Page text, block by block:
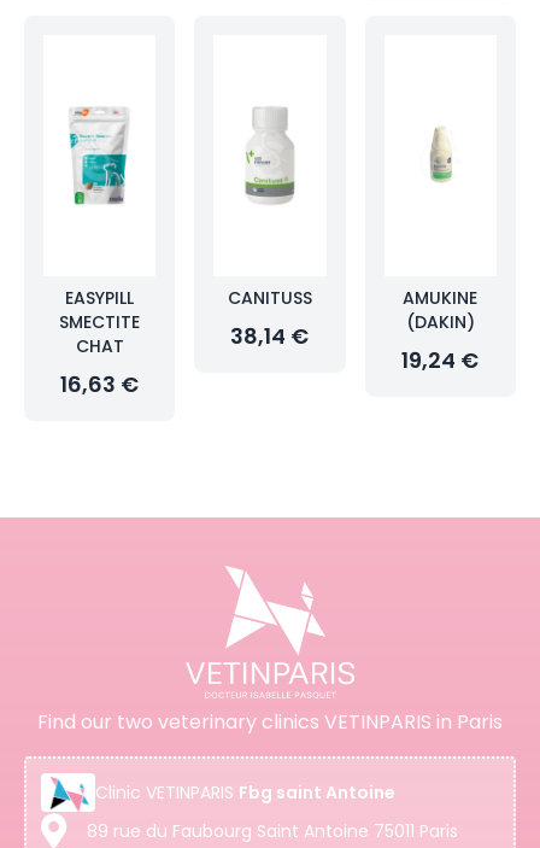
EASYPILL
SMECTITE
CHAT
16,63 €
CANITUSS
38,14 €
AMUKINE
(DAKIN)
19,24 €
Find our two veterinary clinics VETINPARIS in Paris
Clinic VETINPARIS Fbg saint Antoine
89 rue du Faubourg Saint Antoine 75011 Paris